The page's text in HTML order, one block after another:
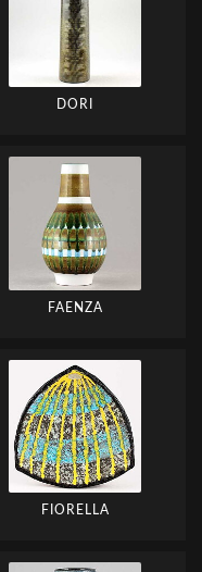
DORI
FAENZA
FIORELLA